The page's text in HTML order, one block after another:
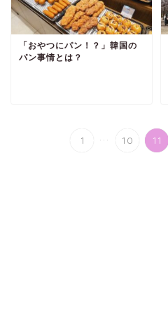
「おやつにパン！？」韓国の
パン事情とは？
1 ... 10 11